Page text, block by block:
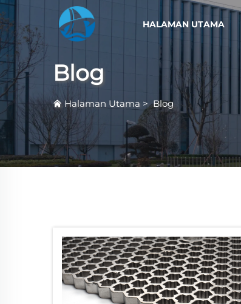
HALAMAN UTAMA
Blog
Halaman Utama >Blog